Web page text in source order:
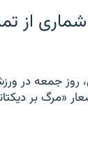
از
جمعه در
«مرگ بر